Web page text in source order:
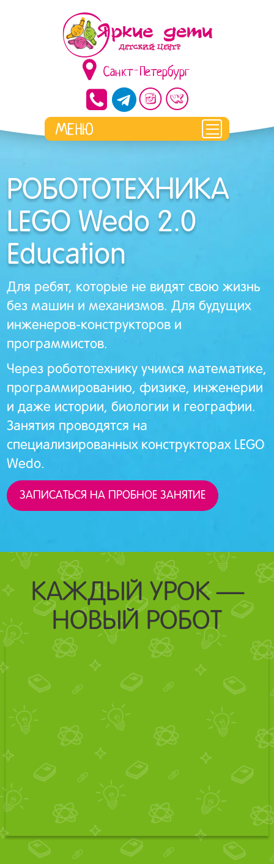
Санкт-Петербург
РОБОТОТЕХНИКА
LEGO Wedo 2.0
Education
Для ребят, которые не видят свою жизнь
без машин и механизмов. Для будущих
инженеров-конструкторов и
программистов.
Через робототехнику учимся математике,
программированию, физике, инженерии
и даже истории, биологии и географии.
Занятия проводятся на
специализированных конструкторах LEGO
Wedo.
ЗАПИСАТЬСЯ НА ПРОБНОЕ ЗАНЯТИЕ
КАЖДЫЙ УРОК —
НОВЫЙ РОБОТ